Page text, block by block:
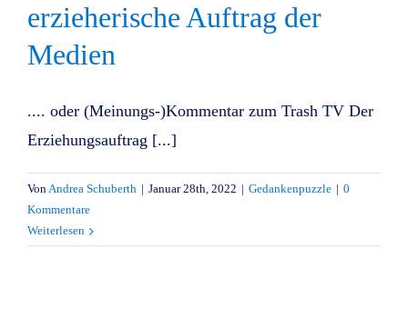
erzieherische Auftrag der
Medien
.... oder (Meinungs-)Kommentar zum Trash TV Der
Erziehungsauftrag [...]
VonAndrea Schuberth | Januar 28th, 2022 | Gedankenpuzzle | 0
Kommentare
Weiterlesen